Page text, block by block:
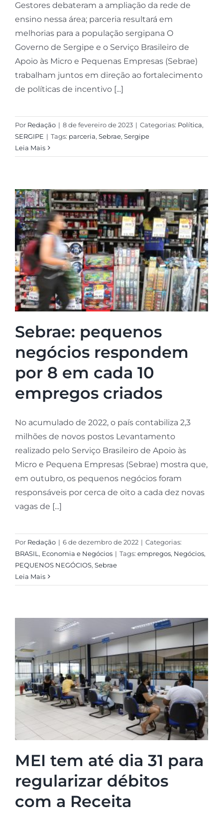
Gestores debateram a ampliação da rede de
ensino nessa área; parceria resultará em
melhorias para a população sergipana O
Governo de Sergipe e o Serviço Brasileiro de
Apoio às Micro e Pequenas Empresas (Sebrae)
trabalham juntos em direção ao fortalecimento
de políticas de incentivo [...]
Por Redação | 8 de fevereiro de 2023 | Categorias: Política,
SERGIPE | Tags: parceria, Sebrae, Sergipe
Leia Mais
Sebrae: pequenos
negócios respondem
por 8 em cada 10
empregos criados
No acumulado de 2022, o país contabiliza 2,3
milhões de novos postos Levantamento
realizado pelo Serviço Brasileiro de Apoio às
Micro e Pequena Empresas (Sebrae) mostra que,
em outubro, os pequenos negócios foram
responsáveis por cerca de oito a cada dez novas
vagas de [...]
Por Redação | 6 de dezembro de 2022 | Categorias:
BRASIL, Economia e Negócios | Tags: empregos, Negócios,
PEQUENOS NEGÓCIOS, Sebrae
Leia Mais
MEI tem até dia 31 para
regularizar débitos
com a Receita